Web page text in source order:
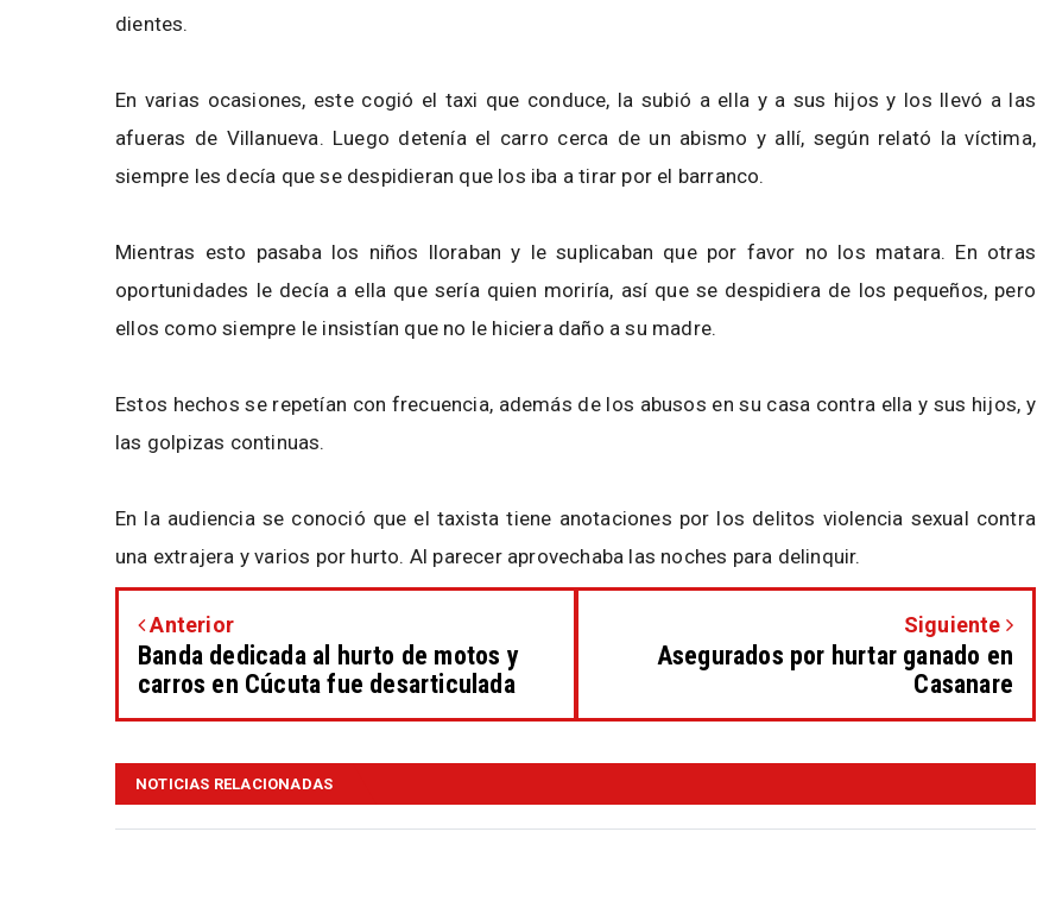
dientes.
En varias ocasiones, este cogió el taxi que conduce, la subió a ella y a sus hijos y los llevó a las
afueras de Villanueva. Luego detenía el carro cerca de un abismo y allí, según relató la víctima,
siempre les decía que se despidieran que los iba a tirar por el barranco.
Mientras esto pasaba los niños lloraban y le suplicaban que por favor no los matara. En otras
oportunidades le decía a ella que sería quien moriría, así que se despidiera de los pequeños, pero
ellos como siempre le insistían que no le hiciera daño a su madre.
Estos hechos se repetían con frecuencia, además de los abusos en su casa contra ella y sus hijos, y
las golpizas continuas.
En la audiencia se conoció que el taxista tiene anotaciones por los delitos violencia sexual contra
una extrajera y varios por hurto. Al parecer aprovechaba las noches para delinquir.
Anterior
Banda dedicada al hurto de motos y
carros en Cúcuta fue desarticulada
Siguiente
Asegurados por hurtar ganado en
Casanare
NOTICIAS RELACIONADAS